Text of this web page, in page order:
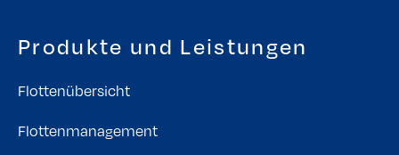
Produkte und Leistungen
Flottenübersicht
Flottenmanagement